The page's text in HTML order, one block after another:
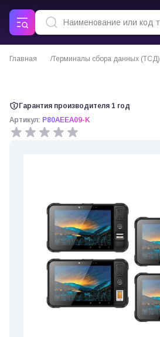
Главная Терминалы сбора данных (ТСД)
Гарантия производителя 1 год
Артикул: P80AEEA09-K